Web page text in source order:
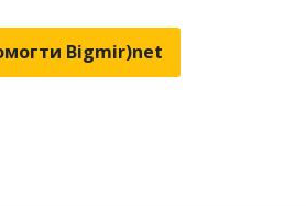
Bigmir)net